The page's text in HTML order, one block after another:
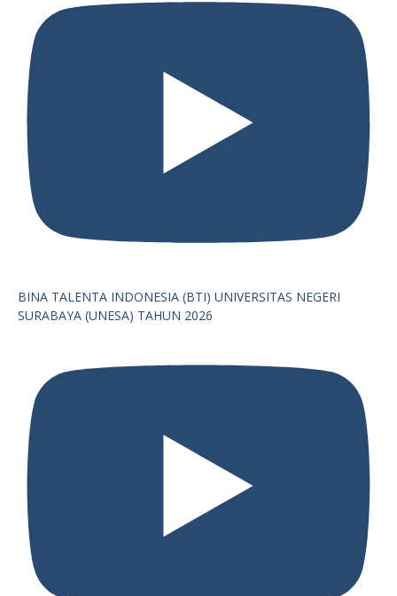
BINA TALENTA INDONESIA (BTI) UNIVERSITAS NEGERI
SURABAYA (UNESA) TAHUN 2026